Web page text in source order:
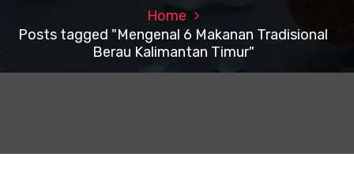
Home
Posts tagged "Mengenal 6 Makanan Tradisional
Berau Kalimantan Timur"